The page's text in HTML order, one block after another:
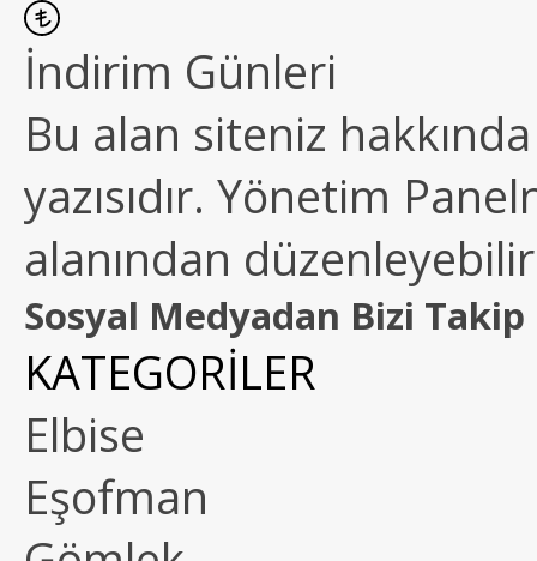
İndirim Günleri
Bu alan siteniz
yazısıdır. Yönetim
alanından
Sosyal Medyadan Bizi Takip
KATEGORİLER
Elbise
Eşofman